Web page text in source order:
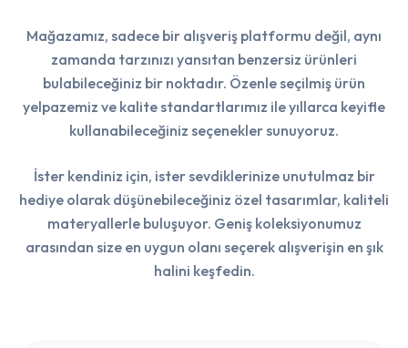
Mağazamız, sadece bir alışveriş platformu değil, aynı
zamanda tarzınızı yansıtan benzersiz ürünleri
bulabileceğiniz bir noktadır. Özenle seçilmiş ürün
yelpazemiz ve kalite standartlarımız ile yıllarca keyifle
kullanabileceğiniz seçenekler sunuyoruz.
İster kendiniz için, ister sevdiklerinize unutulmaz bir
hediye olarak düşünebileceğiniz özel tasarımlar, kaliteli
materyallerle buluşuyor. Geniş koleksiyonumuz
arasından size en uygun olanı seçerek alışverişin en şık
halini keşfedin.